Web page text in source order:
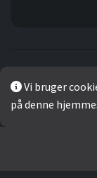
Vi bruger
på denne